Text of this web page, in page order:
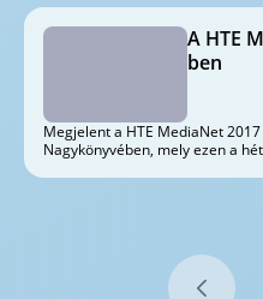
A HTE
ben
Megjelent a HTE MediaNet
Nagykönyvében, mely ezen a